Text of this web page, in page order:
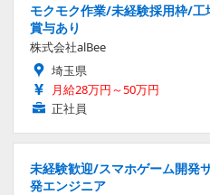
モクモク作業/未経験採用枠/工
賞与あり
株式会社alBee
埼玉県
月給28万円～50万円
正社員
未経験歓迎/スマホゲーム開発
発エンジニア